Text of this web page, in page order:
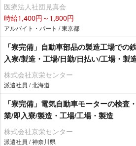
医療法人社団見真会
時給1,400円～1,800円
アルバイト・パート / 東京都
「寮完備」自動車部品の製造工場での
入寮/製造・工場/日勤/日払い/工場・製
株式会社京栄センター
派遣社員 / 北海道
「寮完備」電気自動車モーターの検査
業/即入寮/製造・工場/工場・製造
株式会社京栄センター
派遣社員 / 神奈川県